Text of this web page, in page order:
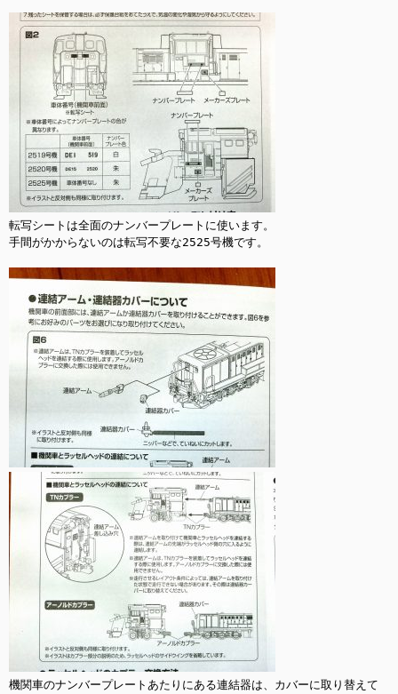
転写シートは全面のナンバープレートに使います。
手間がかからないのは転写不要な2525号機です。
機関車のナンバープレートあたりにある連結器は、カバーに取り替えて